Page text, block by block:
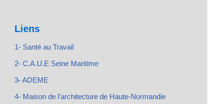
Liens
1- Santé au Travail
2- C.A.U.E Seine Maritime
3- ADEME
4- Maison de l'architecture de Haute-Normandie